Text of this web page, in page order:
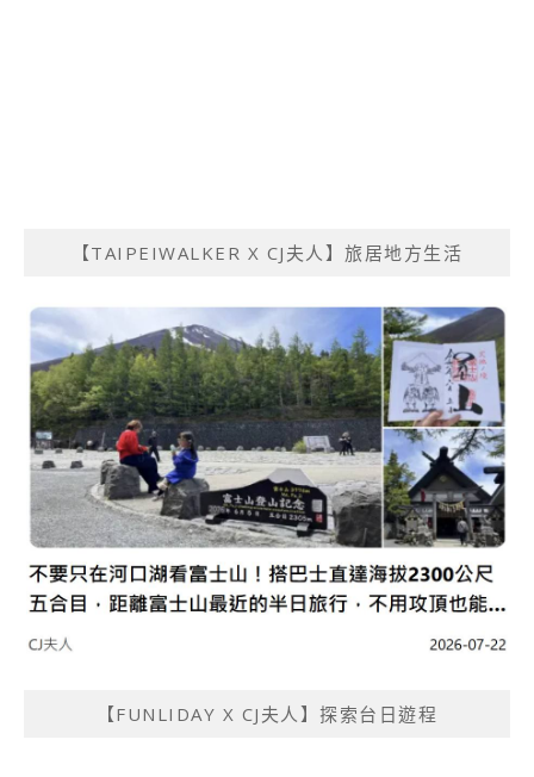
【TAIPEIWALKER X CJ夫人】旅居地方生活
【FUNLIDAY X CJ夫人】探索台日遊程